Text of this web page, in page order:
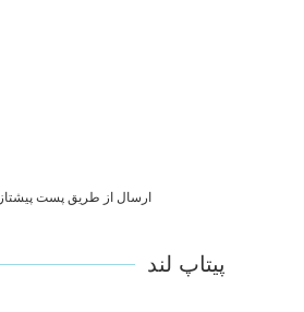
ارسال از طریق پست پیشتاز
پیتاپ لند